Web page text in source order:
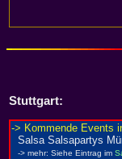
Stuttgart: